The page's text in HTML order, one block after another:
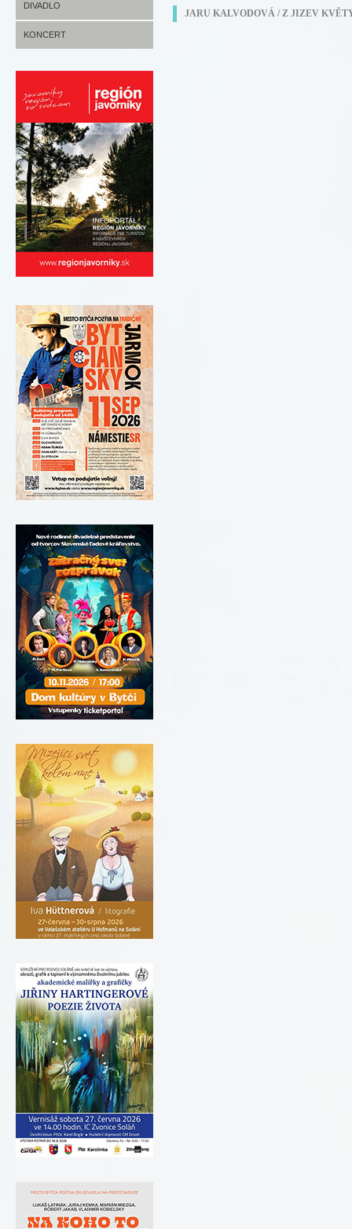
DIVADLO
KONCERT
JARU KALVODOVÁ / Z JIZEV